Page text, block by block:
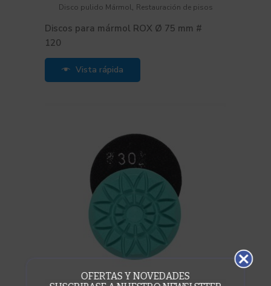
Disco pulido Mármol, Restauración de pisos
Discos para mármol ROX Ø 75 mm #
120
Vista rápida
OFERTAS Y NOVEDADES